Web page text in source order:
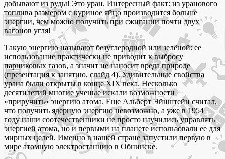
добывают из руды! Это уран. Интересный факт: из уранового
топлива размером с куриное яйцо производится больше
энергии, чем можно получить при сжигании почти двух
вагонов угля!
Такую энергию называют безуглеродной или зелёной: ее
использование практически не приводит к выбросу
парниковых газов, а значит не наносит вреда природе
(презентация к занятию, слайд 4). Удивительные свойства
урана были открыты в конце XIX века. Несколько
десятилетий многие ученые искали возможности
«приручить» энергию атома. Еще Альберт Эйнштейн считал,
что получить ядерную энергию невозможно, а уже в 1954
году наши соотечественники не просто научились управлять
энергией атома, но и первыми на планете использовали ее для
мирных целей. Именно в нашей стране запустили первую в
мире атомную электростанцию в Обнинске.